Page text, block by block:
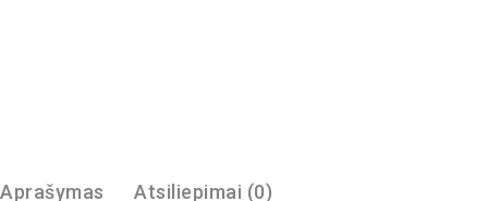
Aprašymas Atsiliepimai (0)